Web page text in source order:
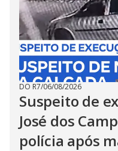
DO R7/06/08/2026
Suspeito de
José dos
polícia após